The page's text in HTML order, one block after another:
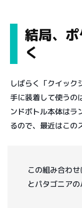
結局、
く
しばらく「クイック
手に装着して使うの
ンドボトル本体はラ
るので、最近はこの
この組み合わ
とパタゴニア